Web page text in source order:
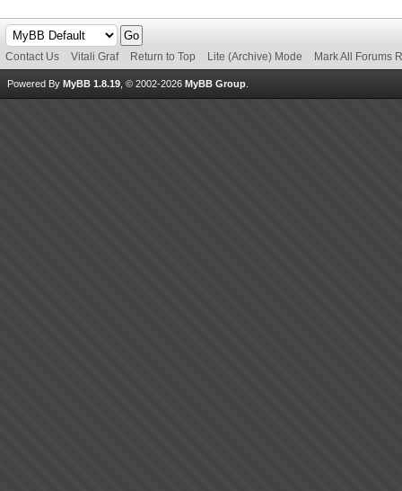
Contact Us Vitali Graf Return to Top Lite (Archive) Mode Mark All Forums
Powered By MyBB 1.8.19 , © 2002-2026 MyBB Group